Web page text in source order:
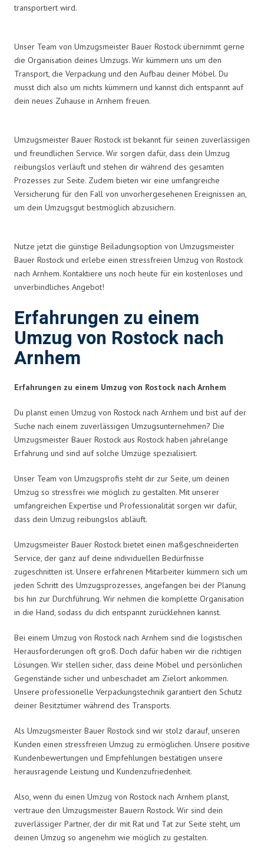
transportiert wird.
Unser Team von Umzugsmeister Bauer Rostock übernimmt gerne
die Organisation deines Umzugs. Wir kümmern uns um den
Transport, die Verpackung und den Aufbau deiner Möbel. Du
musst dich also um nichts kümmern und kannst dich entspannt auf
dein neues Zuhause in Arnhem freuen.
Umzugsmeister Bauer Rostock ist bekannt für seinen zuverlässigen
und freundlichen Service. Wir sorgen dafür, dass dein Umzug
reibungslos verläuft und stehen dir während des gesamten
Prozesses zur Seite. Zudem bieten wir eine umfangreiche
Versicherung für den Fall von unvorhergesehenen Ereignissen an,
um dein Umzugsgut bestmöglich abzusichern.
Nutze jetzt die günstige Beiladungsoption von Umzugsmeister
Bauer Rostock und erlebe einen stressfreien Umzug von Rostock
nach Arnhem. Kontaktiere uns noch heute für ein kostenloses und
unverbindliches Angebot!
Erfahrungen zu einem
Umzug von Rostock nach
Arnhem
Erfahrungen zu einem Umzug von Rostock nach Arnhem
Du planst einen Umzug von Rostock nach Arnhem und bist auf der
Suche nach einem zuverlässigen Umzugsunternehmen? Die
Umzugsmeister Bauer Rostock aus Rostock haben jahrelange
Erfahrung und sind auf solche Umzüge spezialisiert.
Unser Team von Umzugsprofis steht dir zur Seite, um deinen
Umzug so stressfrei wie möglich zu gestalten. Mit unserer
umfangreichen Expertise und Professionalität sorgen wir dafür,
dass dein Umzug reibungslos abläuft.
Umzugsmeister Bauer Rostock bietet einen maßgeschneiderten
Service, der ganz auf deine individuellen Bedürfnisse
zugeschnitten ist. Unsere erfahrenen Mitarbeiter kümmern sich um
jeden Schritt des Umzugsprozesses, angefangen bei der Planung
bis hin zur Durchführung. Wir nehmen die komplette Organisation
in die Hand, sodass du dich entspannt zurücklehnen kannst.
Bei einem Umzug von Rostock nach Arnhem sind die logistischen
Herausforderungen oft groß. Doch dafür haben wir die richtigen
Lösungen. Wir stellen sicher, dass deine Möbel und persönlichen
Gegenstände sicher und unbeschadet am Zielort ankommen.
Unsere professionelle Verpackungstechnik garantiert den Schutz
deiner Besitztümer während des Transports.
Als Umzugsmeister Bauer Rostock sind wir stolz darauf, unseren
Kunden einen stressfreien Umzug zu ermöglichen. Unsere positive
Kundenbewertungen und Empfehlungen bestätigen unsere
herausragende Leistung und Kundenzufriedenheit.
Also, wenn du einen Umzug von Rostock nach Arnhem planst,
vertraue den Umzugsmeister Bauern Rostock. Wir sind dein
zuverlässiger Partner, der dir mit Rat und Tat zur Seite steht, um
deinen Umzug so angenehm wie möglich zu gestalten.